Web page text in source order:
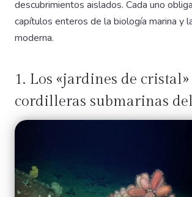
descubrimientos aislados. Cada uno
capítulos enteros de la biología marina y
moderna.
1. Los «jardines de
cordilleras submarinas